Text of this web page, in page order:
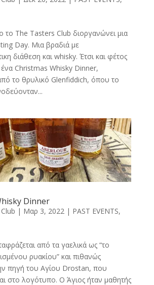
το The Tasters Club διοργανώνει μια
Day. Μια βραδιά με
διάθεση και whisky. Έτσι και φέτος
Christmas Whisky Dinner,
το θρυλικό Glenfiddich, όπου το
Dinner
| Μαρ 3, 2022| PAST EVENTS,
από τα γαελικά ως “το
ρυακίου” και πιθανώς
πηγή του Αγίου Drostan, που
στο λογότυπο. Ο Άγιος ήταν μαθητής